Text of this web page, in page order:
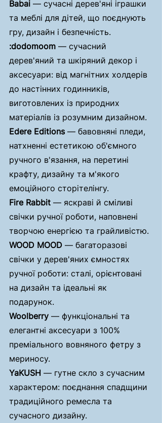
Babai — сучасні дерев'яні іграшки
та меблі для дітей, що поєднують
гру, дизайн і безпечність.
:dodomoom — сучасний
дерев'яний та шкіряний декор і
аксесуари: від магнітних холдерів
до настінних годинників,
виготовлених із природних
матеріалів із розумним дизайном.
Edere Editions — бавовняні пледи,
натхненні естетикою об'ємного
ручного в'язання, на перетині
крафту, дизайну та м'якого
емоційного сторітелінгу.
Fire Rabbit — яскраві й сміливі
свічки ручної роботи, наповнені
творчою енергією та грайливістю.
WOOD MOOD — багаторазові
свічки у дерев'яних ємностях
ручної роботи: сталі, орієнтовані
на дизайн та ідеальні як
подарунок.
Woolberry — функціональні та
елегантні аксесуари з 100%
преміального вовняного фетру з
мериносу.
YaKUSH — гутне скло з сучасним
характером: поєднання спадщини
традиційного ремесла та
сучасного дизайну.